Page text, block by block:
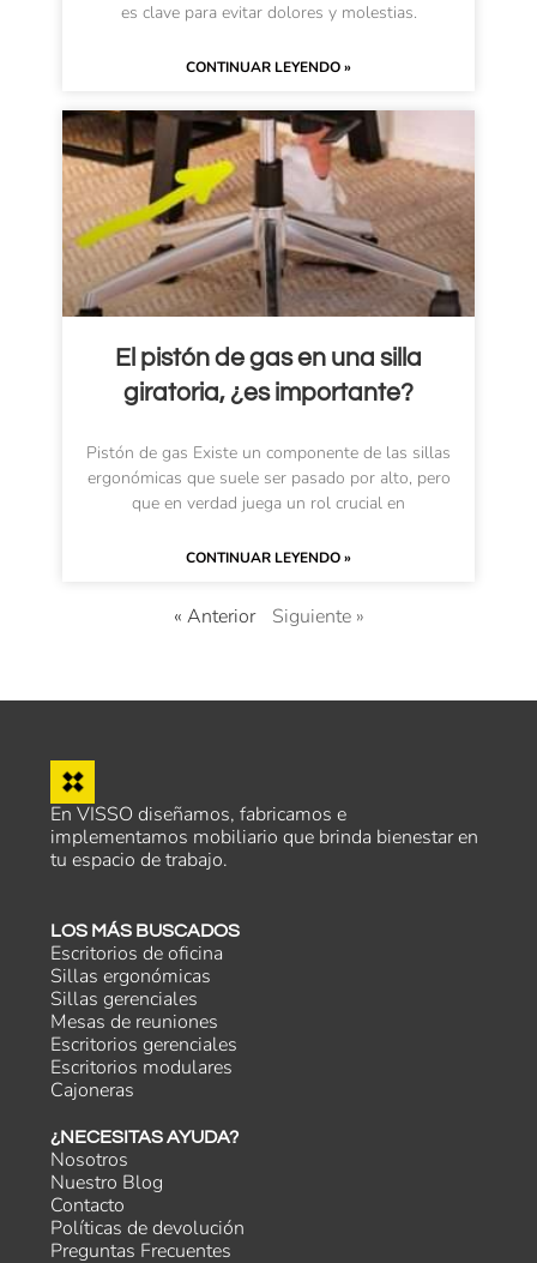
es clave para evitar dolores y molestias.
CONTINUAR LEYENDO »
El pistón de gas en una silla
giratoria, ¿es importante?
Pistón de gas Existe un componente de las sillas
ergonómicas que suele ser pasado por alto, pero
que en verdad juega un rol crucial en
CONTINUAR LEYENDO »
« Anterior Siguiente »
En VISSO diseñamos, fabricamos e
implementamos mobiliario que brinda bienestar en
tu espacio de trabajo.
LOS MÁS BUSCADOS
Escritorios de oficina
Sillas ergonómicas
Sillas gerenciales
Mesas de reuniones
Escritorios gerenciales
Escritorios modulares
Cajoneras
¿NECESITAS AYUDA?
Nosotros
Nuestro Blog
Contacto
Políticas de devolución
Preguntas Frecuentes